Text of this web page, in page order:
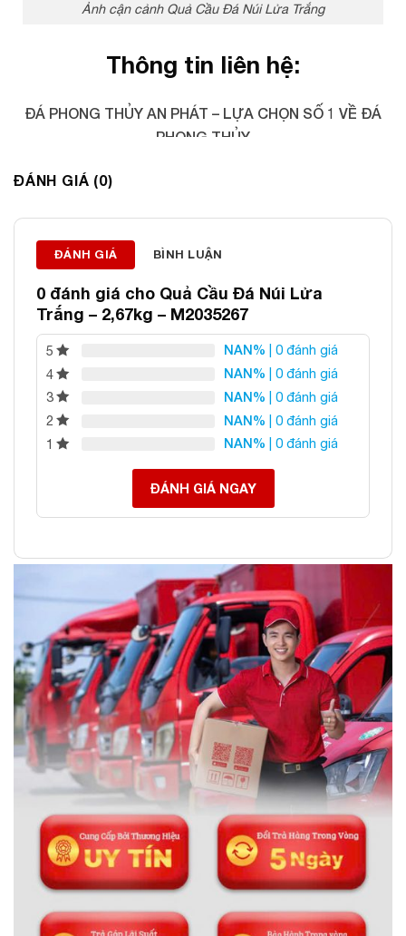
Ảnh cận cảnh Quả Cầu Đá Núi Lửa Trắng
Thông tin liên hệ:
ĐÁ PHONG THỦY AN PHÁT – LỰA CHỌN SỐ 1 VỀ ĐÁ
PHONG THỦY
ĐÁNH GIÁ (0)
ĐÁNH GIÁ BÌNH LUẬN
0 đánh giá cho Quả Cầu Đá Núi Lửa
Trắng – 2,67kg – M2035267
5 NAN% | 0 đánh giá
4
NAN% | 0 đánh giá
3
NAN% | 0 đánh giá
2
NAN% | 0 đánh giá
1
NAN% | 0 đánh giá
ĐÁNH GIÁ NGAY